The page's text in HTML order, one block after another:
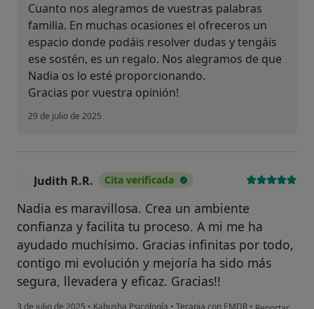
Cuanto nos alegramos de vuestras palabras
familia. En muchas ocasiones el ofreceros un
espacio donde podáis resolver dudas y tengáis
ese sostén, es un regalo. Nos alegramos de que
Nadia os lo esté proporcionando.
Gracias por vuestra opinión!
29 de julio de 2025
Judith R.R. Cita verificada
Nadia es maravillosa. Crea un ambiente
confianza y facilita tu proceso. A mi me ha
ayudado muchísimo. Gracias infinitas por todo,
contigo mi evolución y mejoría ha sido más
segura, llevadera y eficaz. Gracias!!
3 de julio de 2025 • Kabusha Psicología • Terapia con EMDR • en opinión del
¿Alguna vez has usado una app
o chatbot de IA para hablar
sobre un tema emocional o
psicológico?
Sí, varias veces
Sí, una vez
No, y no confío en ello
Continuar